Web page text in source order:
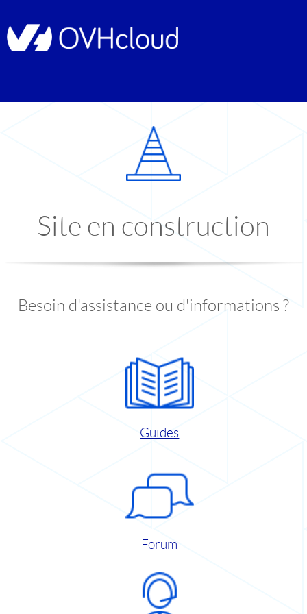
Site en construction
Besoin d'assistance ou d'informations ?
Guides
Forum